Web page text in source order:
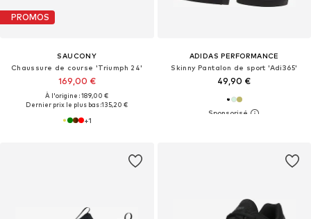
PROMOS
SAUCONY
Chaussure de course 'Triumph 24'
169,00 €
À l'origine : 189,00 €
Dernier prix le plus bas :135,20 €
+1
ADIDAS PERFORMANCE
Skinny Pantalon de sport 'Adi365'
49,90 €